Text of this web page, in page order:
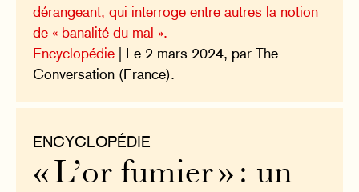
dérangeant, qui interroge entre autres la notion
de « banalité du mal ».
Encyclopédie | Le 2 mars 2024, par The
Conversation (France).
ENCYCLOPÉDIE
« L’or fumier » : un